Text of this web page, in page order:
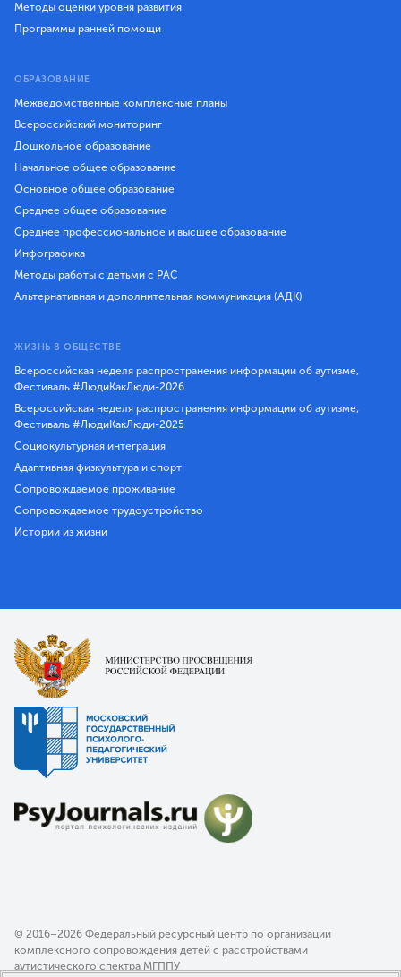
Методы оценки уровня развития
Программы ранней помощи
ОБРАЗОВАНИЕ
Межведомственные комплексные планы
Всероссийский мониторинг
Дошкольное образование
Начальное общее образование
Основное общее образование
Среднее общее образование
Среднее профессиональное и высшее образование
Инфографика
Методы работы с детьми с РАС
Альтернативная и дополнительная коммуникация (АДК)
ЖИЗНЬ В ОБЩЕСТВЕ
Всероссийская неделя распространения информации об аутизме,
Фестиваль #ЛюдиКакЛюди-2026
Всероссийская неделя распространения информации об аутизме,
Фестиваль #ЛюдиКакЛюди-2025
Социокультурная интеграция
Адаптивная физкультура и спорт
Сопровождаемое проживание
Сопровождаемое трудоустройство
Истории из жизни
© 2016–2026 Федеральный ресурсный центр по организации
комплексного сопровождения детей с расстройствами
аутистического спектра МГППУ